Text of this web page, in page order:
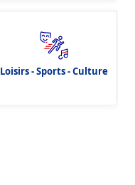
Loisirs - Sports - Culture